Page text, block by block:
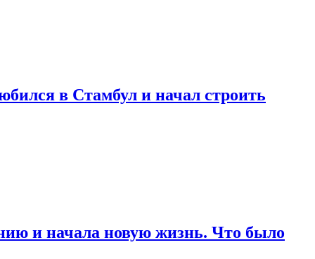
в Стамбул и начал строить
и начала новую жизнь. Что было